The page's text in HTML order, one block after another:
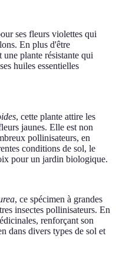
ses fleurs violettes qui
En plus d'être
une plante résistante qui
huiles essentielles
, cette plante attire les
jaunes. Elle est non
pollinisateurs, en
conditions de sol, le
pour un jardin biologique.
, ce spécimen à grandes
insectes pollinisateurs. En
renforçant son
dans divers types de sol et